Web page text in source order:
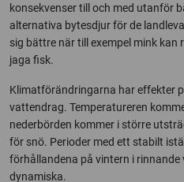
konsekvenser till och med utanför
alternativa bytesdjur för de
sig bättre när till exempel mink
jaga fisk.
Klimatförändringarna har effekter
vattendrag. Temperatureren
nederbörden kommer i större
för snö. Perioder med ett stabilt
förhållandena på vintern i
dynamiska.